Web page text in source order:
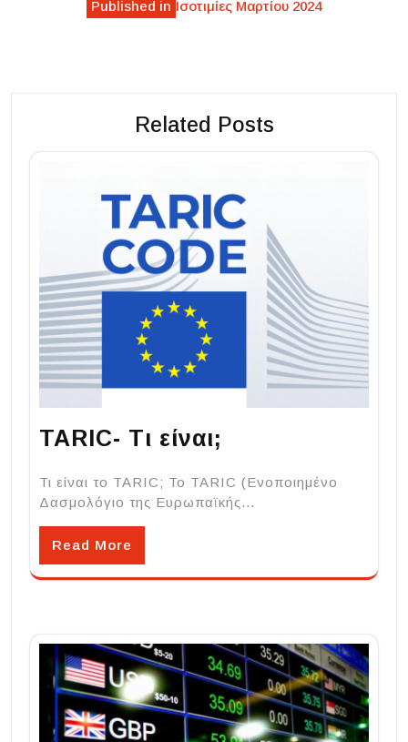
navigation
Published in Ισοτιμίες Μαρτίου 2024
Related Posts
TARIC- Τι είναι;
Τι είναι το TARIC; Το TARIC (Ενοποιημένο
Δασμολόγιο της Ευρωπαϊκής…
Read More